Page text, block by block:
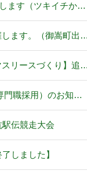
ます（ツキイチか…
します。（御嵩町出…
リースづくり】追…
門職採用）のお知…
駅伝競走大会
しました】